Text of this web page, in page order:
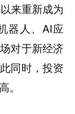
来重新成为
器人、AI应
对于新经济
同时，投资
。